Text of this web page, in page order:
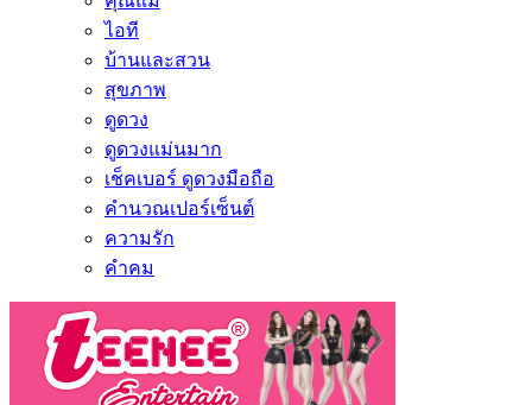
ไอที
บ้านและสวน
สุขภาพ
ดูดวง
ดูดวงแม่นมาก
เช็คเบอร์ ดูดวงมือถือ
คำนวณเปอร์เซ็นต์
ความรัก
คำคม